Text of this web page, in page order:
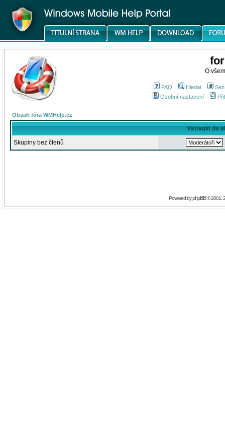
O
FAQ Hledat
Osobní nastavení
Obsah fóra WMHelp.cz
Vstoupit do
Skupiny bez členů
Powered byphpBB© 2001,